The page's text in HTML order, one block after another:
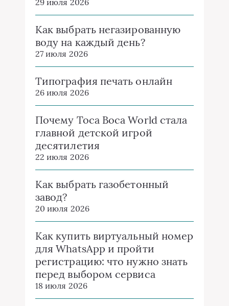
29 июля 2026
Как выбрать негазированную
воду на каждый день?
27 июля 2026
Типография печать онлайн
26 июля 2026
Почему Toca Boca World стала
главной детской игрой
десятилетия
22 июля 2026
Как выбрать газобетонный
завод?
20 июля 2026
Как купить виртуальный номер
для WhatsApp и пройти
регистрацию: что нужно знать
перед выбором сервиса
18 июля 2026